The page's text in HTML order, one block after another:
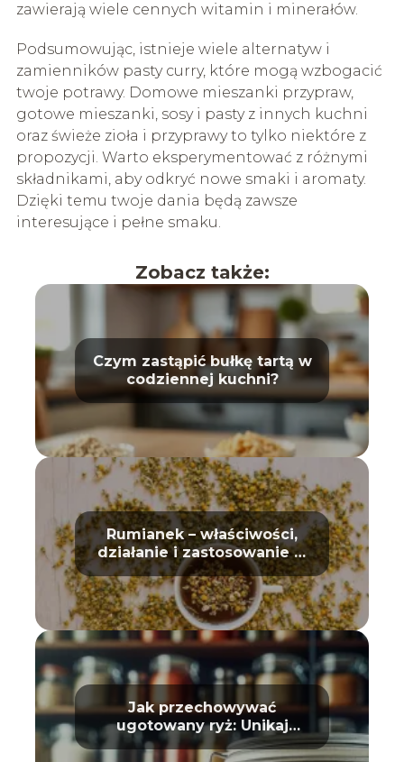
zawierają wiele cennych witamin i minerałów.
Podsumowując, istnieje wiele alternatyw i
zamienników pasty curry, które mogą wzbogacić
twoje potrawy. Domowe mieszanki przypraw,
gotowe mieszanki, sosy i pasty z innych kuchni
oraz świeże zioła i przyprawy to tylko niektóre z
propozycji. Warto eksperymentować z różnymi
składnikami, aby odkryć nowe smaki i aromaty.
Dzięki temu twoje dania będą zawsze
interesujące i pełne smaku.
Zobacz także:
Czym zastąpić bułkę tartą w
codziennej kuchni?
Rumianek – właściwości,
działanie i zastosowanie w
domu oraz kosmetyce
Jak przechowywać
ugotowany ryż: Unikaj
zepsucia